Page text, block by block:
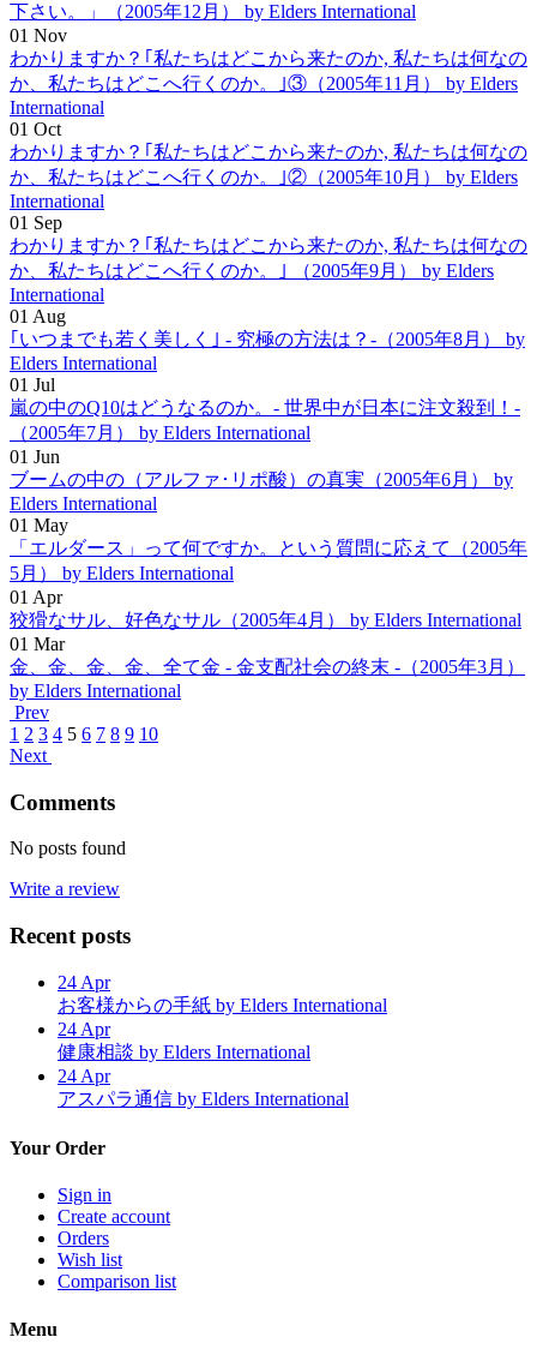
下さい。」（2005年12月） by Elders International
01 Nov
わかりますか？｢私たちはどこから来たのか, 私たちは何なの
か、私たちはどこへ行くのか。｣③（2005年11月） by Elders
International
01 Oct
わかりますか？｢私たちはどこから来たのか, 私たちは何なの
か、私たちはどこへ行くのか。｣②（2005年10月） by Elders
International
01 Sep
わかりますか？｢私たちはどこから来たのか, 私たちは何なの
か、私たちはどこへ行くのか。｣ （2005年9月） by Elders
International
01 Aug
｢いつまでも若く美しく｣ - 究極の方法は？-（2005年8月） by
Elders International
01 Jul
嵐の中のQ10はどうなるのか。- 世界中が日本に注文殺到！-
（2005年7月） by Elders International
01 Jun
ブームの中の（アルファ･リポ酸）の真実（2005年6月） by
Elders International
01 May
「エルダース」って何ですか。という質問に応えて（2005年
5月） by Elders International
01 Apr
狡猾なサル、好色なサル（2005年4月） by Elders International
01 Mar
金、金、金、金、全て金 - 金支配社会の終末 -（2005年3月）
by Elders International
Prev
1 2 3 4 5 6 7 8 9 10
Next
Comments
No posts found
Write a review
Recent posts
24 Apr
お客様からの手紙 by Elders International
24 Apr
健康相談 by Elders International
24 Apr
アスパラ通信 by Elders International
Your Order
Sign in
Create account
Orders
Wish list
Comparison list
Menu